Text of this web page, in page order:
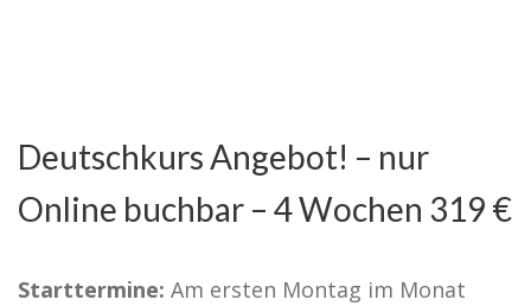
Deutschkurs Angebot! – nur
Online buchbar – 4 Wochen 319 €
Starttermine: Am ersten Montag im Monat